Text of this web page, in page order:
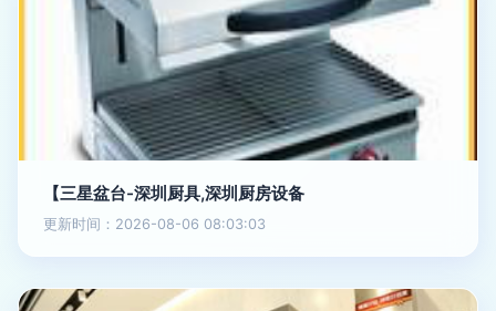
【三星盆台-深圳厨具,深圳厨房设备
更新时间：2026-08-06 08:03:03